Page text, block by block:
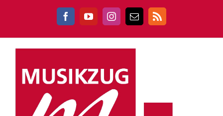
FacebookYouTubeInstagram
E-
Rss